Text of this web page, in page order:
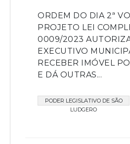
ORDEM DO DIA 2ª
PROJETO LEI
0009/2023
EXECUTIVO
RECEBER IMÓVEL
E DÁ OUTRAS...
PODER LEGISLATIVO DE SÃO
LUDGERO